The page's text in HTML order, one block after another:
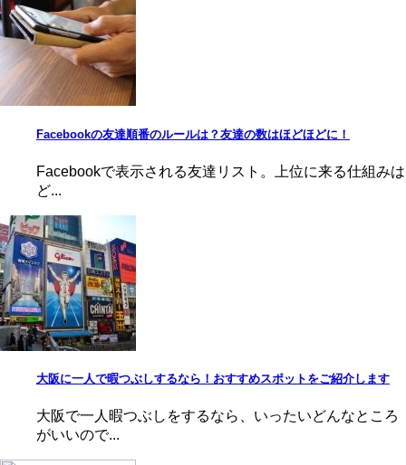
Facebookの友達順番のルールは？友達の数はほどほどに！
Facebookで表示される友達リスト。上位に来る仕組みは
ど...
大阪に一人で暇つぶしするなら！おすすめスポットをご紹介します
大阪で一人暇つぶしをするなら、いったいどんなところ
がいいので...